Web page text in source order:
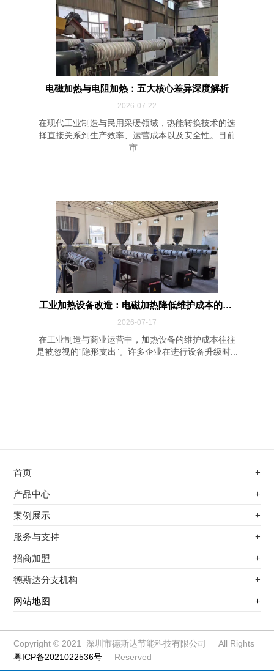
电磁加热与电阻加热：五大核心差异深度解析
2026-07-22
在现代工业制造与民用采暖领域，热能转换技术的选
择直接关系到生产效率、运营成本以及安全性。目前
市...
工业加热设备改造：电磁加热降低维护成本的四...
2026-07-17
在工业制造与商业运营中，加热设备的维护成本往往
是被忽视的“隐形支出”。许多企业在进行设备升级时...
首页 +
不锈钢专用电磁加热器
电磁蒸汽发生器
电磁加热棒配件
扩散泵电磁加热器
柜式电磁加热器
电磁锅炉配件
产品中心 +
不锈钢专用电磁加热器
电磁蒸汽发生器
电磁加热棒配件
变频电磁采暖炉
柜式电磁加热器
案例展示 +
最新案例
其他应用
服务与支持 +
服务覆盖网络
服务流程
招商加盟 +
前景分析
加盟条件
加盟流程
德斯达分支机构 +
江信电子机构
网站地图 +
Copyright © 2021 深圳市德斯达节能科技有限公司 All Rights
Reserved
粤ICP备2021022536号